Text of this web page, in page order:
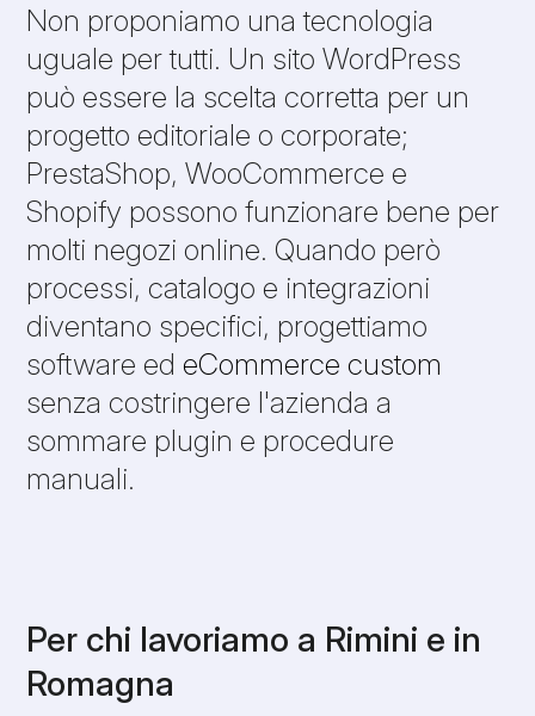
Non proponiamo una tecnologia
uguale per tutti. Un sito WordPress
può essere la scelta corretta per un
progetto editoriale o corporate;
PrestaShop, WooCommerce e
Shopify possono funzionare bene per
molti negozi online. Quando però
processi, catalogo e integrazioni
diventano specifici, progettiamo
software edeCommerce custom
senza costringere l'azienda a
sommare plugin e procedure
manuali.
Per chi lavoriamo a Rimini e in
Romagna